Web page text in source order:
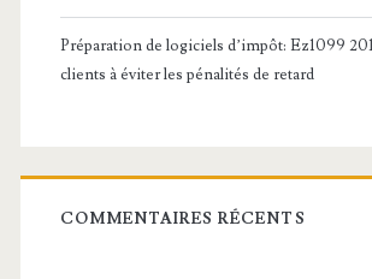
Préparation de logiciels d’impôt: Ez1099
clients à éviter les pénalités de retard
COMMENTAIRES RÉCENTS